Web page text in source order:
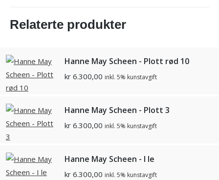
Relaterte produkter
Hanne May Scheen - Plott rød 10
kr 6.300,00 inkl. 5% kunstavgift
Hanne May Scheen - Plott 3
kr 6.300,00 inkl. 5% kunstavgift
Hanne May Scheen - I le
kr 6.300,00 inkl. 5% kunstavgift